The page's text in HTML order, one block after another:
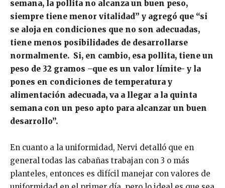
semana, la pollita no alcanza un buen peso,
siempre tiene menor vitalidad” y agregó que “si
se aloja en condiciones que no son adecuadas,
tiene menos posibilidades de desarrollarse
normalmente. Si, en cambio, esa pollita, tiene un
peso de 32 gramos –que es un valor límite- y la
pones en condiciones de temperatura y
alimentación adecuada, va a llegar a la quinta
semana con un peso apto para alcanzar un buen
desarrollo”.
En cuanto a la uniformidad, Nervi detalló que en
general todas las cabañas trabajan con 3 o más
planteles, entonces es difícil manejar con valores de